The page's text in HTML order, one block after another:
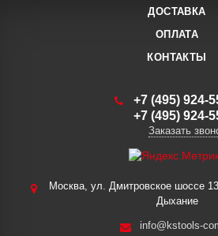
ДОСТАВКА
ОПЛАТА
КОНТАКТЫ
+7 (495) 924-
+7 (495) 924-
Заказать
Москва, ул. Дмитровское шоссе
Дыхание
info@kstools-